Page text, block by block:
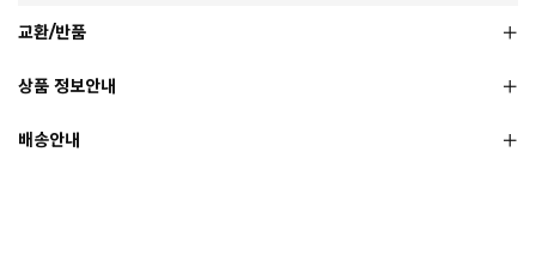
교환/반품
상품 정보안내
배송안내